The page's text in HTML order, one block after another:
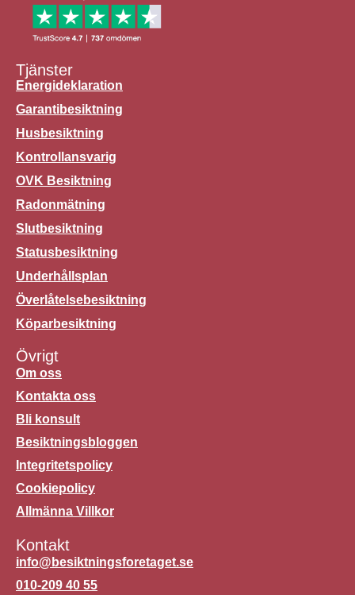
Tjänster
Energideklaration
Garantibesiktning
Husbesiktning
Kontrollansvarig
OVK Besiktning
Radonmätning
Slutbesiktning
Statusbesiktning
Underhållsplan
Överlåtelsebesiktning
Köparbesiktning
Övrigt
Om oss
Kontakta oss
Bli konsult
Besiktningsbloggen
Integritetspolicy
Cookiepolicy
Allmänna Villkor
Kontakt
info@besiktningsforetaget.se
010-209 40 55